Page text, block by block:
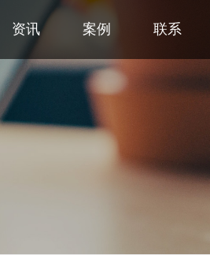
资讯 案例 联系